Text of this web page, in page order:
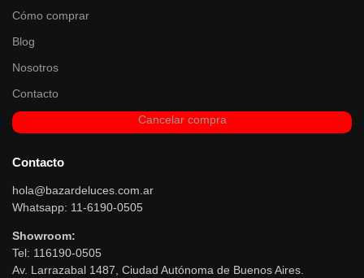
Cómo comprar
Blog
Nosotros
Contacto
Cancelar compra
Contacto
hola@bazardeluces.com.ar
Whatsapp: 11-6190-0505
Showroom:
Tel: 116190-0505
Av. Larrazabal 1487, Ciudad Autónoma de Buenos Aires.